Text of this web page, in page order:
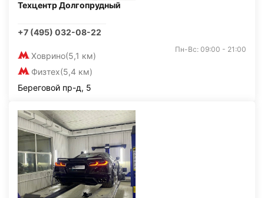
Техцентр Долгопрудный
+7 (495) 032-08-22
Ховрино(5,1 км)
Физтех(5,4 км)
Пн-Вс: 09:00 - 21:00
Береговой пр-д, 5